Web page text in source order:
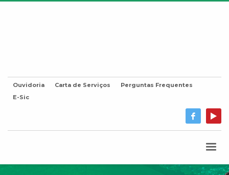
Ouvidoria Carta de Serviços
Perguntas Frequentes
E-Sic